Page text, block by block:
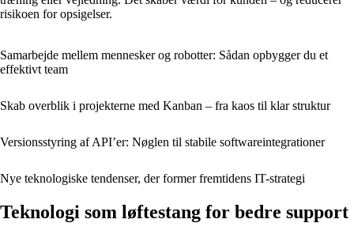
risikoen for opsigelser.
Samarbejde mellem mennesker og robotter: Sådan opbygger du et
effektivt team
Skab overblik i projekterne med Kanban – fra kaos til klar struktur
Versionsstyring af API’er: Nøglen til stabile softwareintegrationer
Nye teknologiske tendenser, der former fremtidens IT-strategi
Teknologi som løftestang for bedre support